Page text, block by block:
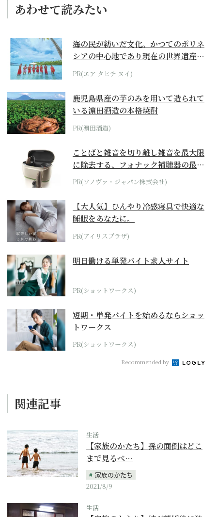
あわせて読みたい
海の民が紡いだ文化。かつてのポリネ
シアの中心地であり現在の世界遺産か
らみえてくる...
PR(エア タヒチ ヌイ)
鹿児島県産の芋のみを用いて造られて
いる濵田酒造の本格焼酎
PR(濵田酒造)
ことばと雑音を切り離し雑音を最大限
に除去する、フォナック補聴器の最上
位モデル
PR(ソノヴァ・ジャパン株式会社)
【大人気】ひんやり冷感寝具で快適な
睡眠をあなたに。
PR(アイリスプラザ)
明日働ける単発バイト求人サイト
PR(ショットワークス)
短期・単発バイトを始めるならショッ
トワークス
PR(ショットワークス)
Recommended by
関連記事
生活
【家族のかたち】孫の面倒はどこ
まで見るべ…
家族のかたち
2021/8/9
生活